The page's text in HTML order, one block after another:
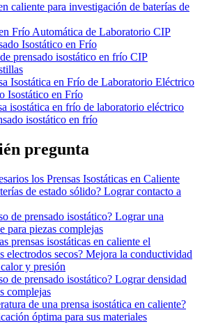
caliente para investigación de baterías de
Frío Automática de Laboratorio CIP
Isostático en Frío
prensado isostático en frío CIP
Isostática en Frío de Laboratorio Eléctrico
Isostático en Frío
isostática en frío de laboratorio eléctrico
isostático en frío
pregunta
los Prensas Isostáticas en Caliente
de estado sólido? Lograr contacto a
de prensado isostático? Lograr una
para piezas complejas
prensas isostáticas en caliente el
electrodos secos? Mejora la conductividad
y presión
de prensado isostático? Lograr densidad
complejas
de una prensa isostática en caliente?
óptima para sus materiales